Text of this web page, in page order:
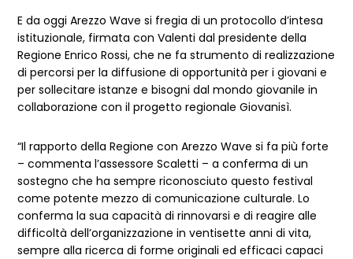
E da oggi Arezzo Wave si fregia di un protocollo d’intesa
istituzionale, firmata con Valenti dal presidente della
Regione Enrico Rossi, che ne fa strumento di realizzazione
di percorsi per la diffusione di opportunità per i giovani e
per sollecitare istanze e bisogni dal mondo giovanile in
collaborazione con il progetto regionale Giovanisì.
“Il rapporto della Regione con Arezzo Wave si fa più forte
– commenta l’assessore Scaletti – a conferma di un
sostegno che ha sempre riconosciuto questo festival
come potente mezzo di comunicazione culturale. Lo
conferma la sua capacità di rinnovarsi e di reagire alle
difficoltà dell’organizzazione in ventisette anni di vita,
sempre alla ricerca di forme originali ed efficaci capaci